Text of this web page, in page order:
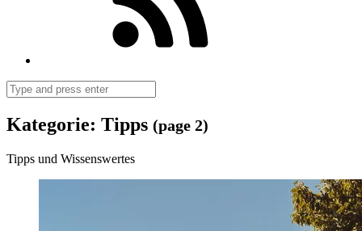
Search
Kategorie: Tipps (page 2)
Tipps und Wissenswertes